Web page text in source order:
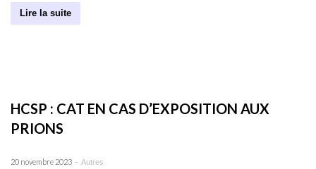
Lire la suite
HCSP : CAT EN CAS D’EXPOSITION AUX
PRIONS
20 novembre 2023 - Autres